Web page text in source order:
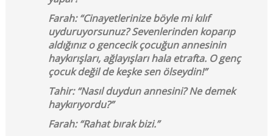
Farah: “Cinayetlerinize böyle mi kılıf
uyduruyorsunuz? Sevenlerinden koparıp
aldığınız o gencecik çocuğun annesinin
haykırışları, ağlayışları hala etrafta. O genç
çocuk değil de keşke sen ölseydin!”
Tahir: “Nasıl duydun annesini? Ne demek
haykırıyordu?”
Farah: “Rahat bırak bizi.”